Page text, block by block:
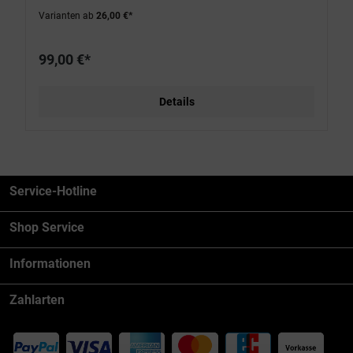
Varianten ab 26,00 €*
99,00 €*
Details
Service-Hotline
Shop Service
Informationen
Zahlarten